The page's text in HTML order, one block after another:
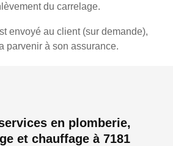
du carrelage.
envoyé au client (sur demande),
parvenir à son assurance.
en plomberie,
et chauffage à 7181